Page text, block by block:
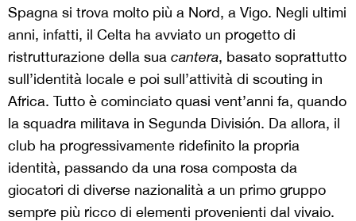
Spagna si trova molto più a Nord, a Vigo. Negli ultimi
anni, infatti, il Celta ha avviato un progetto di
ristrutturazione della sua cantera, basato soprattutto
sull’identità locale e poi sull’attività di scouting in
Africa. Tutto è cominciato quasi vent’anni fa, quando
la squadra militava in Segunda División. Da allora, il
club ha progressivamente ridefinito la propria
identità, passando da una rosa composta da
giocatori di diverse nazionalità a un primo gruppo
sempre più ricco di elementi provenienti dal vivaio.